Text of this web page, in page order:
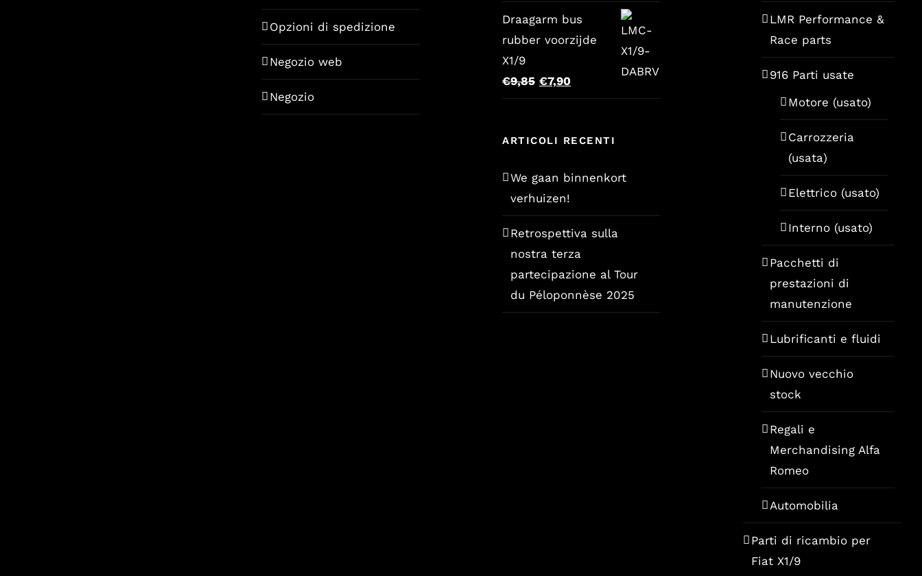
Opzioni di spedizione
Negozio web
Negozio
Draagarm bus
rubber voorzijde
X1/9
€9,85 Il
prezzo
era:
€7,90Il
prezzo
è:
ARTICOLI RECENTI
We gaan binnenkort
verhuizen!
Retrospettiva sulla
nostra terza
partecipazione al Tour
du Péloponnèse 2025
LMR Performance &
Race parts
916 Parti usate
Motore (usato)
Carrozzeria
(usata)
Elettrico (usato)
Interno (usato)
Pacchetti di
prestazioni di
manutenzione
Lubrificanti e fluidi
Nuovo vecchio
stock
Regali e
Merchandising Alfa
Romeo
Automobilia
Parti di ricambio per
Fiat X1/9